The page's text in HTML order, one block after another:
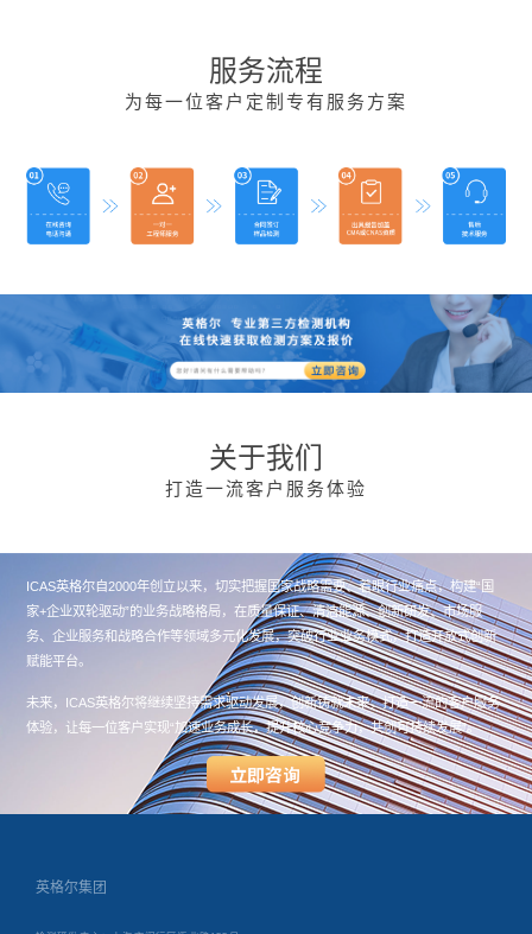
服务流程
为每一位客户定制专有服务方案
关于我们
打造一流客户服务体验
ICAS英格尔自2000年创立以来，切实把握国家战略需要、着眼行业痛点，构建“国
家+企业双轮驱动”的业务战略格局，在质量保证、清洁能源、创新研发、市场服
务、企业服务和战略合作等领域多元化发展，突破行业业务模式，打造开放式创新
赋能平台。
未来，ICAS英格尔将继续坚持需求驱动发展，创新铸就未来，打造一流的客户服务
体验，让每一位客户实现“加速业务成长，提升核心竞争力，共创可持续发展”。
英格尔集团